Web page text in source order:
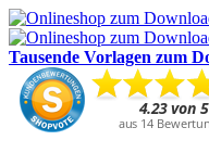
Tausende Vorlagen zum